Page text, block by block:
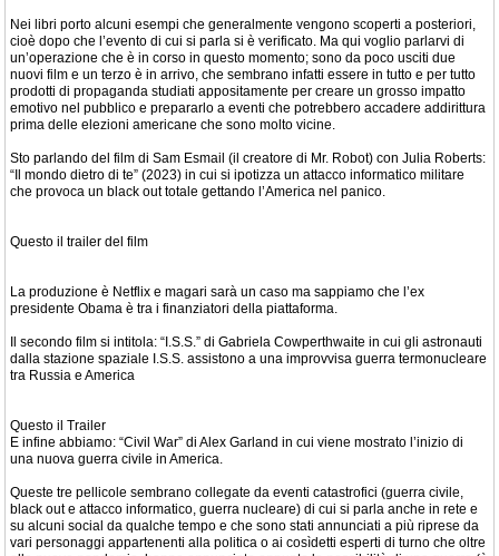
Nei libri porto alcuni esempi che generalmente vengono scoperti a posteriori,
cioè dopo che l’evento di cui si parla si è verificato. Ma qui voglio parlarvi di
un’operazione che è in corso in questo momento; sono da poco usciti due
nuovi film e un terzo è in arrivo, che sembrano infatti essere in tutto e per tutto
prodotti di propaganda studiati appositamente per creare un grosso impatto
emotivo nel pubblico e prepararlo a eventi che potrebbero accadere addirittura
prima delle elezioni americane che sono molto vicine.
Sto parlando del film di Sam Esmail (il creatore di Mr. Robot) con Julia Roberts:
“Il mondo dietro di te” (2023) in cui si ipotizza un attacco informatico militare
che provoca un black out totale gettando l’America nel panico.
Questo il trailer del film
La produzione è Netflix e magari sarà un caso ma sappiamo che l’ex
presidente Obama è tra i finanziatori della piattaforma.
Il secondo film si intitola: “I.S.S.” di Gabriela Cowperthwaite in cui gli astronauti
dalla stazione spaziale I.S.S. assistono a una improvvisa guerra termonucleare
tra Russia e America
Questo il Trailer
E infine abbiamo: “Civil War” di Alex Garland in cui viene mostrato l’inizio di
una nuova guerra civile in America.
Queste tre pellicole sembrano collegate da eventi catastrofici (guerra civile,
black out e attacco informatico, guerra nucleare) di cui si parla anche in rete e
su alcuni social da qualche tempo e che sono stati annunciati a più riprese da
vari personaggi appartenenti alla politica o ai cosìdetti esperti di turno che oltre